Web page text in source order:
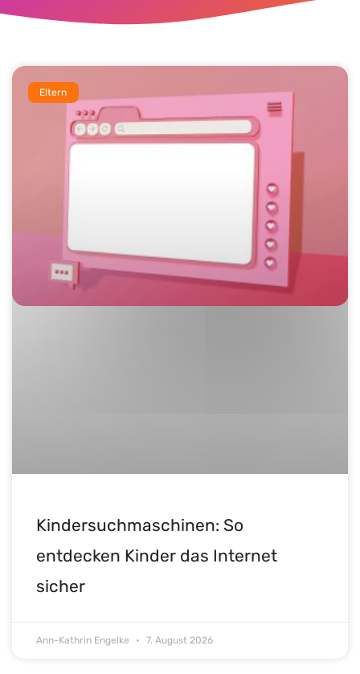
Eltern
Kindersuchmaschinen: So
entdecken Kinder das Internet
sicher
Ann-Kathrin Engelke 7. August 2026